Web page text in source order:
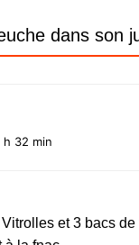
dans son
h 32 min
et 3 bacs